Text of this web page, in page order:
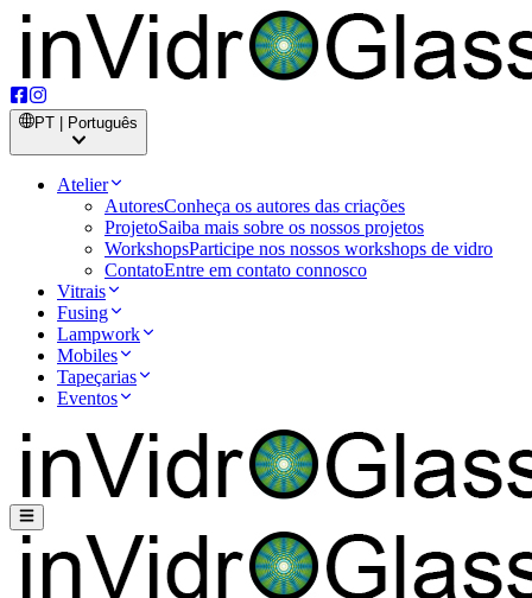
PT | Português
Atelier
AutoresConheça os autores das criações
ProjetoSaiba mais sobre os nossos projetos
WorkshopsParticipe nos nossos workshops de vidro
ContatoEntre em contato connosco
Vitrais
Fusing
Lampwork
Mobiles
Tapeçarias
Eventos